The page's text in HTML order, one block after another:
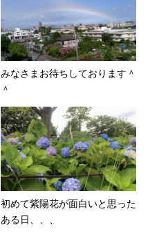
みなさまお待ちしております＾
＾
初めて紫陽花が面白いと思った
ある日、、、